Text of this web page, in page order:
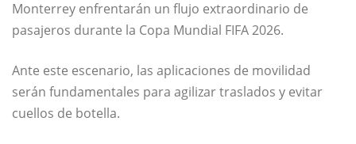
Monterrey enfrentarán un flujo extraordinario de
pasajeros durante la Copa Mundial FIFA 2026.
Ante este escenario, las aplicaciones de movilidad
serán fundamentales para agilizar traslados y evitar
cuellos de botella.